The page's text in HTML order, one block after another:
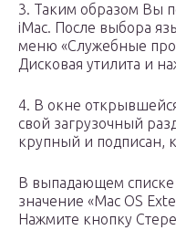
3. Таким образом Вы
iMac. После выбора
меню «Служебные
Дисковая утилита и
4. В окне
свой загрузочный
крупный и подписан,
В выпадающем списке
значение «Mac OS
Нажмите кнопку